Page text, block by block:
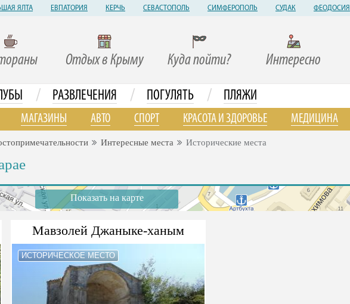
ЯЛТА ЕВПАТОРИЯ КЕРЧЬ СЕВАСТОПОЛЬ СИМФЕРОПОЛЬ СУДАК ФЕОДОСИЯ
Отдых в Крыму Куда пойти? Интересно
/ РАЗВЛЕЧЕНИЯ / ПОГУЛЯТЬ / ПЛЯЖИ
МАГАЗИНЫ АВТО СПОРТ КРАСОТА И ЗДОРОВЬЕ МЕДИЦИНА
Интересные места Исторические места
Показать на карте
Мавзолей Джаныке-ханым
ИСТОРИЧЕСКОЕ МЕСТО